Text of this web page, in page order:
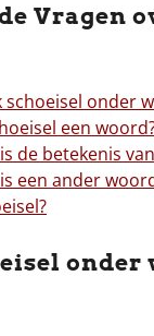
Vragen
schoeisel onder
een
de betekenis
een ander
onder